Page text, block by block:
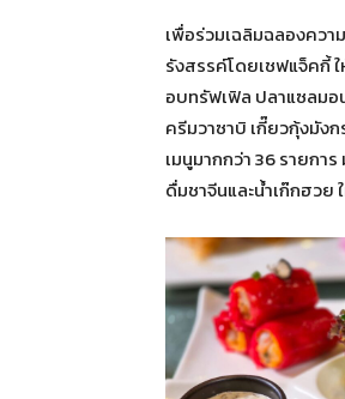
เพื่อร่วมเฉลิมฉลองควา
รังสรรค์โดยเชฟแจ็คกี้
อบทรัฟเฟิล ปลาแซลมอ
ครีมวาซาบิ เกี๊ยวกุ้งมัง
เมนูมากกว่า 36 รายกา
ดื่มชาจีนและน้ำเก๊กฮว